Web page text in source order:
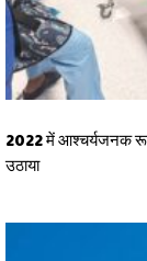
2022 में आश्चर्यजनक
उठाया